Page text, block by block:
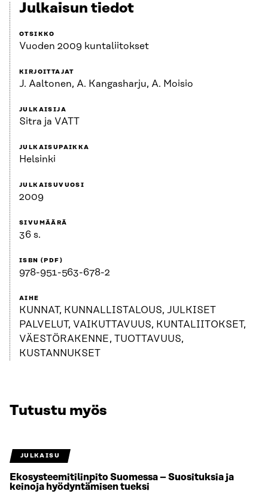
Julkaisun tiedot
OTSIKKO
Vuoden 2009 kuntaliitokset
KIRJOITTAJAT
J. Aaltonen, A. Kangasharju, A. Moisio
JULKAISIJA
Sitra ja VATT
JULKAISUPAIKKA
Helsinki
JULKAISUVUOSI
2009
SIVUMÄÄRÄ
36 s.
ISBN (PDF)
978-951-563-678-2
AIHE
KUNNAT, KUNNALLISTALOUS, JULKISET
PALVELUT, VAIKUTTAVUUS, KUNTALIITOKSET,
VÄESTÖRAKENNE, TUOTTAVUUS,
KUSTANNUKSET
Tutustu myös
JULKAISU
Ekosysteemitilinpito Suomessa – Suosituksia ja
keinoja hyödyntämisen tueksi